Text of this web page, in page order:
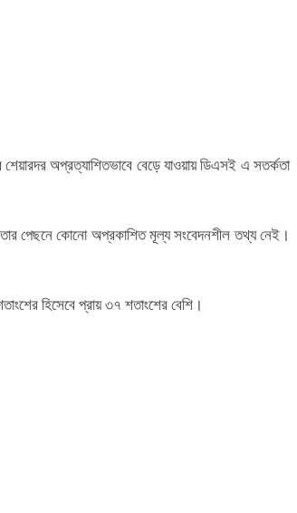
শেয়ারদর অপ্রত্যাশিতভাবে বেড়ে যাওয়ায় ডিএসই এ সতর্কতা
পেছনে কোনো অপ্রকাশিত মূল্য সংবেদনশীল তথ্য নেই।
হিসেবে প্রায় ৩৭ শতাংশের বেশি।